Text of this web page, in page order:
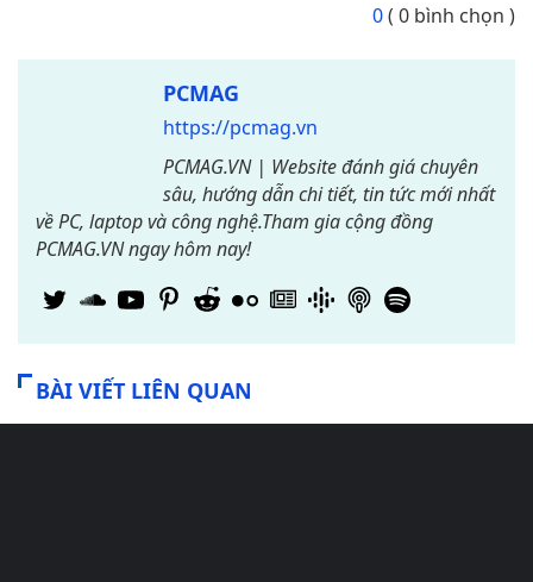
0( 0 bình chọn )
PCMAG
https://pcmag.vn
PCMAG.VN | Website đánh giá chuyên
sâu, hướng dẫn chi tiết, tin tức mới nhất
về PC, laptop và công nghệ.Tham gia cộng đồng
PCMAG.VN ngay hôm nay!
BÀI VIẾT LIÊN QUAN